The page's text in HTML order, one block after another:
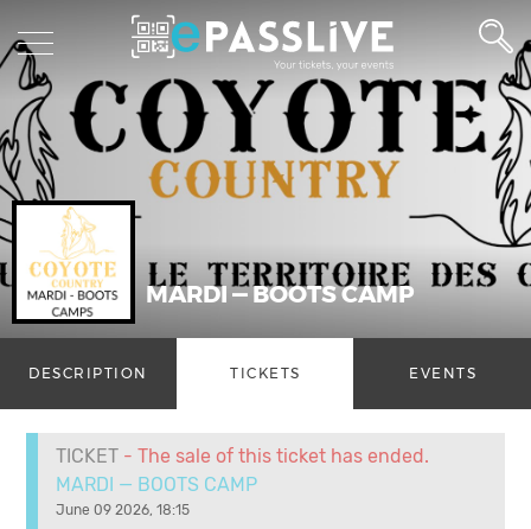
MARDI — BOOTS CAMP
DESCRIPTION TICKETS EVENTS
TICKET - The sale of this ticket has ended.
MARDI — BOOTS CAMP
June 09 2026, 18:15